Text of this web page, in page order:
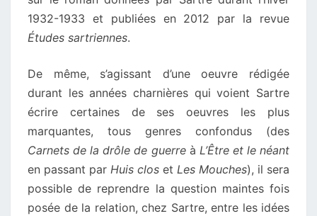
1932-1933 et publiées en 2012 par la revue
Études sartriennes.
De même, s’agissant d’une oeuvre rédigée
durant les années charnières qui voient Sartre
écrire certaines de ses oeuvres les plus
marquantes, tous genres confondus (des
Carnets de la drôle de guerreà L’Être et le néant
en passant par Huis clos et Les Mouches), il sera
possible de reprendre la question maintes fois
posée de la relation, chez Sartre, entre les idées